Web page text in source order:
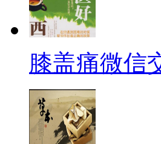
膝盖痛微信